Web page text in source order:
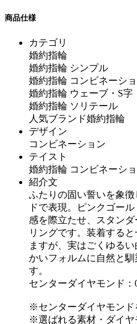
商品仕様
カテゴリ
婚約指輪
婚約指輪 シンプル
婚約指輪 コンビネーシ
婚約指輪 ウェーブ・S字
婚約指輪 ソリテール
人気ブランド婚約指輪
デザイン
コンビネーション
テイスト
婚約指輪 コンビネーシ
紹介文
ふたりの固い誓いを象
ドで表現。ピンクゴー
感を際立たせ、スタン
リングです。装着する
ますが、実はごくゆる
かいフォルムに自然と
す。
センターダイヤモンド：
※センターダイヤモンド
※選ばれる素材・ダイヤ